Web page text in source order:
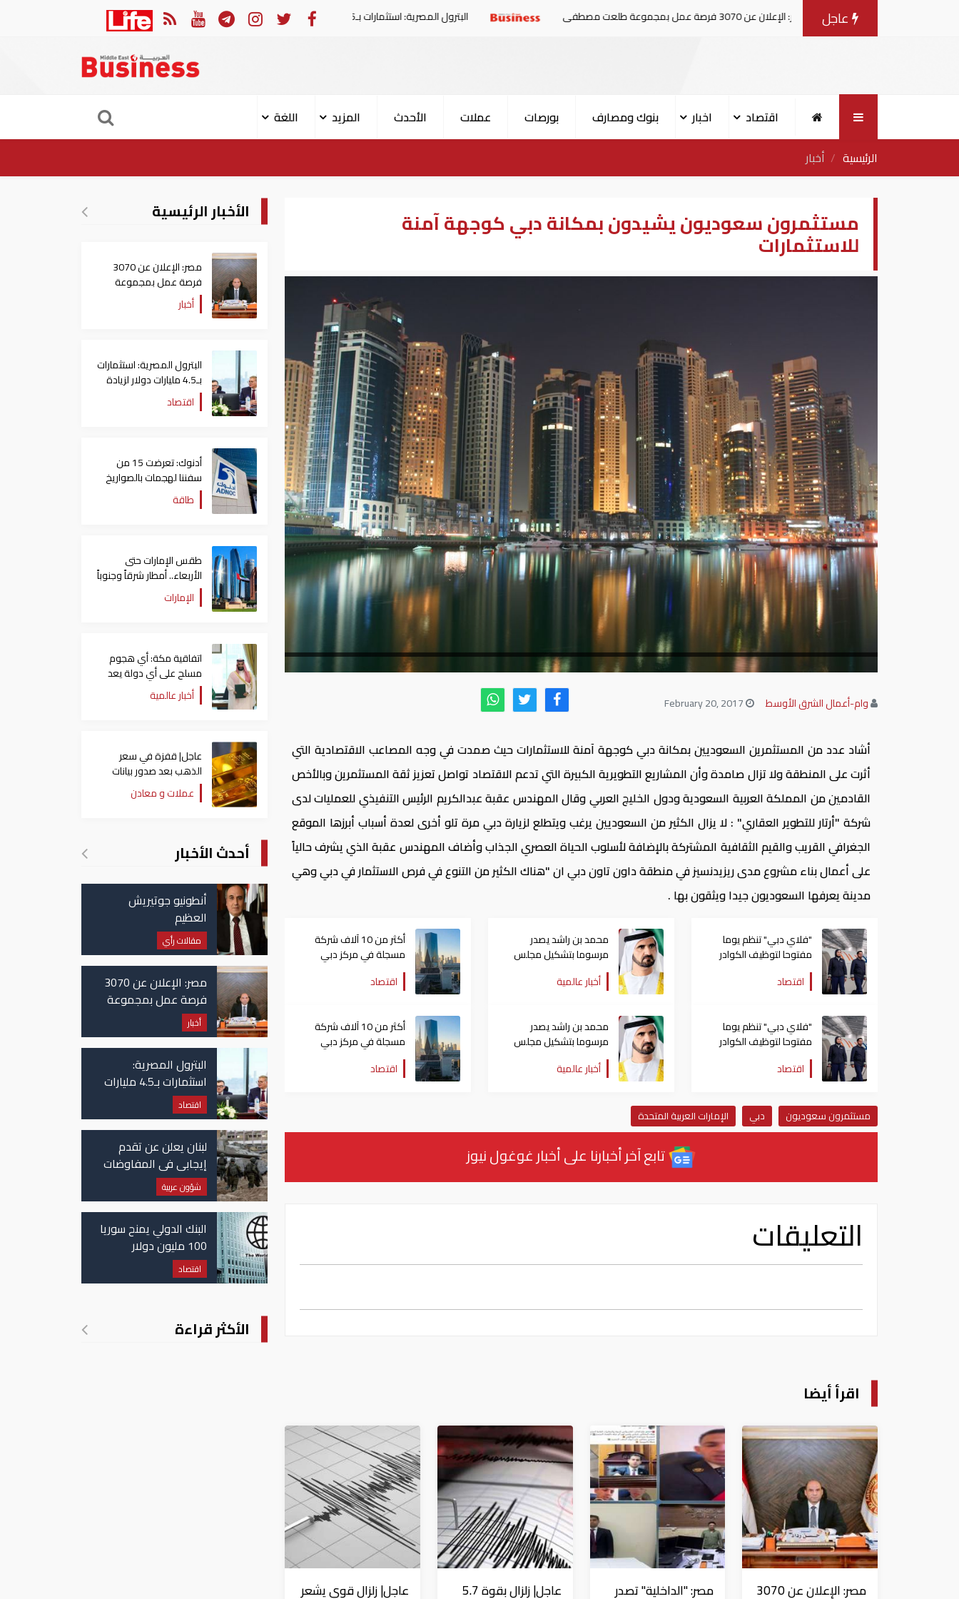
عاجل
مصر: الإعلان عن 3070 فرصة عمل بمجموعة طلعت مصطفى البترول المصرية: استثمارات بـ4.5 مليارات دولار لزيادة الإنتاج المحلي وتقليل الاستيراد لبنان يعلن عن تقدم إيجابي
اقتصاد اخبار بنوك ومصارف بورصات عملات الأحدث المزيد
اللغة
الرئيسية
أخبار
مستثمرون سعوديون يشيدون بمكانة دبي كوجهة آمنة
للاستثمارات
وام-أعمال الشرق الأوسط
أشاد عدد من المستثمرين السعوديين بمكانة دبي كوجهة آمنة للاستثمارات حيث صمدت في وجه المصاعب الاقتصادية التي
أثرت على المنطقة ولا تزال صامدة وأن المشاريع التطويرية الكبيرة التي تدعم الاقتصاد تواصل تعزيز ثقة المستثمرين وبالأخص
القادمين من المملكة العربية السعودية ودول الخليج العربي وقال المهندس عقبة عبدالكريم الرئيس التنفيذي للعمليات لدى
شركة "أرتار للتطوير العقاري" : لا يزال الكثير من السعوديين يرغب ويتطلع لزيارة دبي مرة تلو أخرى لعدة أسباب أبرزها الموقع
الجغرافي القريب والقيم الثقافية المشتركة بالإضافة لأسلوب الحياة العصري الجذاب وأضاف المهندس عقبة الذي يشرف حالياً
على أعمال بناء مشروع مدى ريزيدنسيز في منطقة داون تاون دبي ان "هناك الكثير من التنوع في فرص الاستثمار في دبي وهي
مدينة يعرفها السعوديون جيدا ويثقون بها .
"فلاي دبي" تنظم يوما
مفتوحا لتوظيف الكوادر
الإماراتية في 16 أغسطس
اقتصاد
محمد بن راشد يصدر
مرسوما بتشكيل مجلس
إدارة سلطة "دبي
الإنسانية"
أخبار عالمية
أكثر من 10 آلاف شركة
مسجلة في مركز دبي
المالي العالمي بالنصف
الأول
اقتصاد
"فلاي دبي" تنظم يوما
مفتوحا لتوظيف الكوادر
الإماراتية في 16 أغسطس
اقتصاد
محمد بن راشد يصدر
مرسوما بتشكيل مجلس
إدارة سلطة "دبي
الإنسانية"
أخبار عالمية
أكثر من 10 آلاف شركة
مسجلة في مركز دبي
المالي العالمي بالنصف
الأول
اقتصاد
مستثمرون سعوديون دبي الإمارات العربية المتحدة
تابع آخر أخبارنا على أخبار غوغول نيوز
التعليقات
اقرأ أيضا
مصر: الإعلان عن 3070
مصر: "الداخلية" تصدر
عاجل| زلزال بقوة 5.7
عاجل| زلزال قوي يشعر
الأخبار الرئيسية
مصر: الإعلان عن 3070
فرصة عمل بمجموعة
طلعت مصطفى
أخبار
البترول المصرية: استثمارات
بـ4.5 مليارات دولار لزيادة
الإنتاج المحلي وتقليل
الاستيراد
اقتصاد
أدنوك: تعرضت 15 من
سفننا لهجمات بالصواريخ
والطائرات المسيّرة منذ
بداية النزاع
طاقة
طقس الإمارات حتى
الأربعاء.. أمطار شرقاً وجنوباً
وانخفاض تدريجي للحرارة
الإمارات
اتفاقية مكة: أي هجوم
مسلح على أي دولة يعد
هجوما على الدول الثلاث
جميعا
أخبار عالمية
عاجل| قفزة في سعر
الذهب بعد صدور بيانات
الوظائف الأمريكية
عملات و معادن
أحدث الأخبار
أنطونيو جوتيريش
العظيم
مقالات رأي
مصر: الإعلان عن 3070
فرصة عمل بمجموعة
طلعت مصطفى
أخبار
البترول المصرية:
استثمارات بـ4.5 مليارات
دولار لزيادة الإنتاج
المحلي وتقليل الاستيراد
اقتصاد
لبنان يعلن عن تقدم
إيجابي في المفاوضات
مع إسرائيل.. وأمريكا
تضغط لوقف النار في
غزة
شؤون عربية
البنك الدولي يمنح سوريا
100 مليون دولار
اقتصاد
الأكثر قراءة